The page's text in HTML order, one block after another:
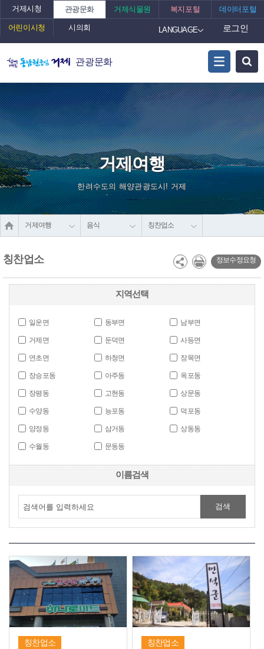
거제시청 관광문화 거제식물원 복지포털 데이터포털
어린이시청 시의회 LANGUAGE 로그인
관광문화
거제여행
한려수도의 해양관광도시! 거제
거제여행 음식 칭찬업소
칭찬업소 정보수정요청
지역선택
일운면 동부면 남부면
거제면 둔덕면 사등면
연초면 하청면 장목면
장승포동 아주동 옥포동
장평동 고현동 상문동
수양동 능포동 덕포동
양정동 삼거동 상동동
수월동 문동동
이름검색
칭찬업소 칭찬업소